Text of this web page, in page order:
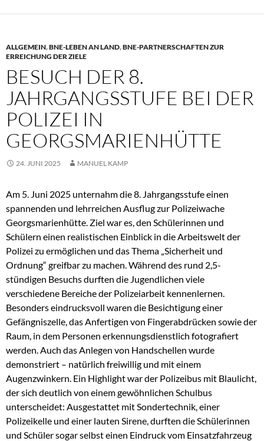
ALLGEMEIN,BNE-LEBEN AN LAND,BNE-PARTNERSCHAFTEN ZUR
ERREICHUNG DER ZIELE
BESUCH DER 8.
JAHRGANGSSTUFE BEI DER
POLIZEI IN
GEORGSMARIENHÜTTE
24. JUNI 2025 MANUEL KAMP
Am 5. Juni 2025 unternahm die 8. Jahrgangsstufe einen
spannenden und lehrreichen Ausflug zur Polizeiwache
Georgsmarienhütte. Ziel war es, den Schülerinnen und
Schülern einen realistischen Einblick in die Arbeitswelt der
Polizei zu ermöglichen und das Thema „Sicherheit und
Ordnung“ greifbar zu machen. Während des rund 2,5-
stündigen Besuchs durften die Jugendlichen viele
verschiedene Bereiche der Polizeiarbeit kennenlernen.
Besonders eindrucksvoll waren die Besichtigung einer
Gefängniszelle, das Anfertigen von Fingerabdrücken sowie der
Raum, in dem Personen erkennungsdienstlich fotografiert
werden. Auch das Anlegen von Handschellen wurde
demonstriert – natürlich freiwillig und mit einem
Augenzwinkern. Ein Highlight war der Polizeibus mit Blaulicht,
der sich deutlich von einem gewöhnlichen Schulbus
unterscheidet: Ausgestattet mit Sondertechnik, einer
Polizeikelle und einer lauten Sirene, durften die Schülerinnen
und Schüler sogar selbst einen Eindruck vom Einsatzfahrzeug